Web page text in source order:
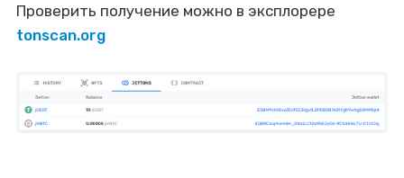
Проверить получение можно в эксплорере
tonscan.org